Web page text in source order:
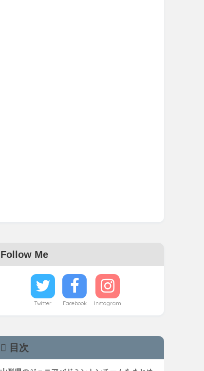
Follow Me
Twitter Facebook Instagram
目次